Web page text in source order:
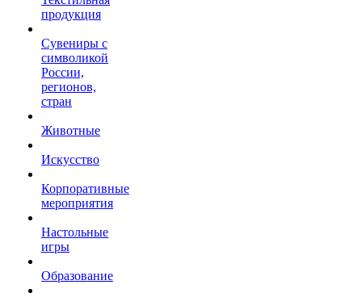
продукция
Сувениры с
символикой
России,
регионов,
стран
Животные
Искусство
Корпоративные
мероприятия
Настольные
игры
Образование